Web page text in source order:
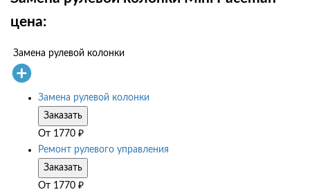
цена:
Замена рулевой колонки
Замена рулевой колонки
Заказать
От 1770 ₽
Ремонт рулевого управления
Заказать
От 1770 ₽